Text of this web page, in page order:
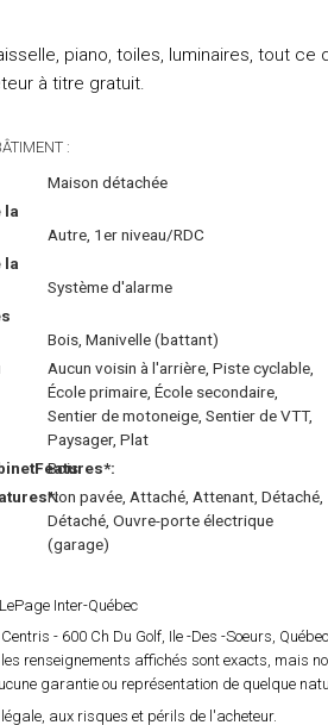
piano, toiles, luminaires, tout
à titre gratuit.
:
Maison détachée
la
Autre, 1er niveau/RDC
la
Système d'alarme
Bois, Manivelle (battant)
Aucun voisin à l'arrière, Piste cyclable,
École primaire, École secondaire,
Sentier de motoneige, Sentier de VTT,
Paysager, Plat
Bois
Non pavée, Attaché, Attenant, Détaché,
Détaché, Ouvre-porte électrique
(garage)
Inter-Québec
- 600 Ch Du Golf, Ile -Des -Soeurs,
renseignements affichés sont exacts, mais
garantie ou représentation de quelque
aux risques et périls de l'acheteur.